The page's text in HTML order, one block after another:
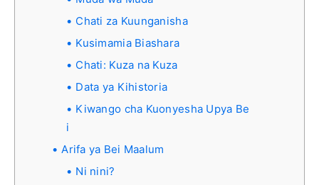
Chati za Kuunganisha
Kusimamia Biashara
Chati: Kuza na Kuza
Data ya Kihistoria
Kiwango cha Kuonyesha Upya Be
i
Arifa ya Bei Maalum
Ni nini?